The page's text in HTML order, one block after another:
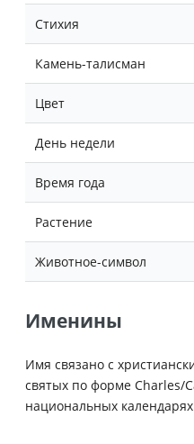
Стихия
Камень-талисман
Цвет
День недели
Время года
Растение
Животное-символ
Именины
Имя связано с
святых по форме Charles/
национальных